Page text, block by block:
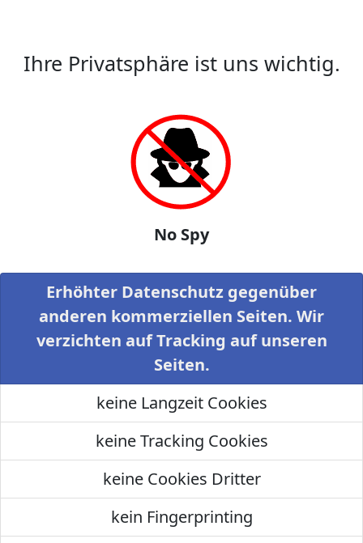
Ihre Privatsphäre ist uns wichtig.
No Spy
Erhöhter Datenschutz gegenüber
anderen kommerziellen Seiten. Wir
verzichten auf Tracking auf unseren
Seiten.
keine Langzeit Cookies
keine Tracking Cookies
keine Cookies Dritter
kein Fingerprinting